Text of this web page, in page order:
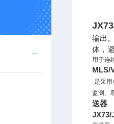
输出
体，
用于连
MLS/
是采
监测、
送器
JX73/